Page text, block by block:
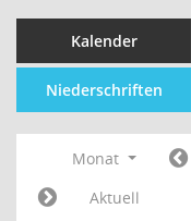
Kalender
Niederschriften
Monat
Aktuell